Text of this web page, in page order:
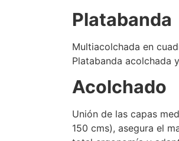
Platabanda
Multiacolchada en
Platabanda acolchada
Acolchado
Unión de las capas
150 cms), asegura el